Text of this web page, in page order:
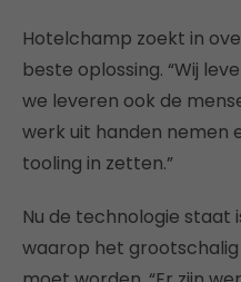
Hotelchamp zoekt in
beste oplossing. “Wij
we leveren ook de
werk uit handen nemen
tooling in zetten.”
Nu de technologie staat
waarop het